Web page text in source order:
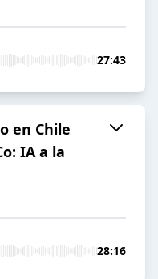
27:43
en Chile
IA a la
28:16